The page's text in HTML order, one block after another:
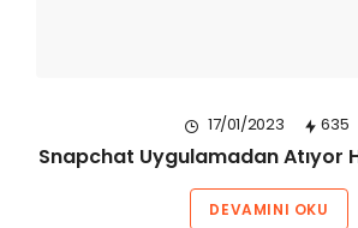
17/01/2023 635
Snapchat Uygulamadan Atıyor
DEVAMINI OKU